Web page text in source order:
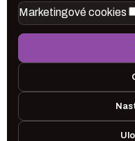
Marketingové cookies